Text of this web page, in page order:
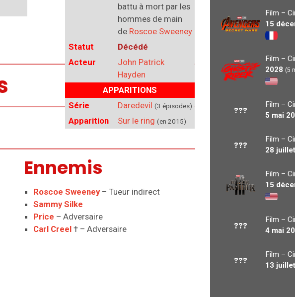
battu à mort par les
hommes de main
de Roscoe Sweeney
Statut
Décédé
Acteur
John Patrick
Hayden
APPARITIONS
Série
Daredevil (3 épisodes)
Apparition Sur le ring (en 2015)
Ennemis
Roscoe Sweeney – Tueur indirect
Sammy Silke
Price – Adversaire
Carl Creel † – Adversaire
Film –
15
Film –
2028 (5
???
Film –
5 mai
???
Film –
28
Film –
15
???
Film –
4 mai
???
Film –
13